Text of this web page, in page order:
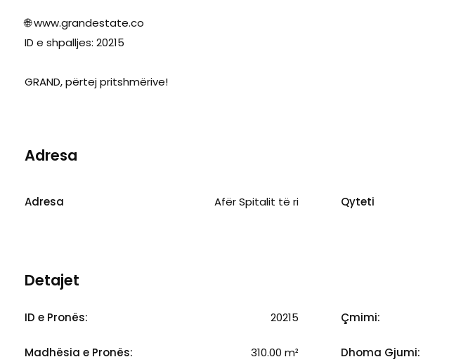
🌐 www.grandestate.co
ID e shpalljes: 20215
GRAND, përtej pritshmërive!
Adresa
Adresa Afër Spitalit të ri Qyteti
Detajet
ID e Pronës: 20215 Çmimi:
Madhësia e Pronës: 310.00 m² Dhoma Gjumi: